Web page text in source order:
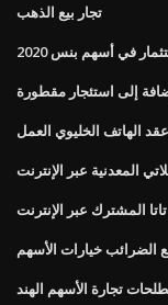
تجار بيع الذهب
في أسهم بنس 2020
الهاتف الخليوي العمل
المعدنية عبر الإنترنت
المشترك عبر الإنترنت
الضرائب خيارات الأسهم
تجارة الأسهم الهند